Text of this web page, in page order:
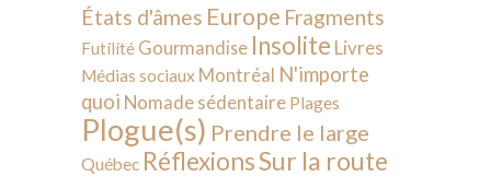
États d'âmes Europe Fragments
Futilité Gourmandise Insolite Livres
Médias sociaux Montréal N'importe
quoi Nomade sédentaire Plages
Plogue(s) Prendre le large
Québec RéflexionsSur la route